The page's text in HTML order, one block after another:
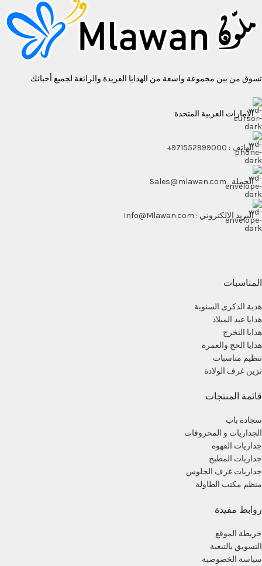
تسوق من بين مجموعة واسعة من الهدايا الفريدة والرائعة لجميع أحبائك
الإمارات العربية المتحدة
الهاتف : 971552999000+
الجملة : Sales@mlawan.com
البريد الالكتروني : Info@Mlawan.com
المناسبات
هدية الذكرى السنوية
هدايا عيد الميلاد
هدايا التخرج
هدايا الحج والعمرة
تنظيم مناسبات
تزين غرف الولادة
قائمة المنتجات
سجادة باب
الجداريات و المحروفات
جداريات القهوه
جداريات المطبخ
جداريات غرف الجلوس
منظم مكتب الطاولة
روابط مفيدة
خريطة الموقع
التسويق بالتبعية
سياسة الخصوصية